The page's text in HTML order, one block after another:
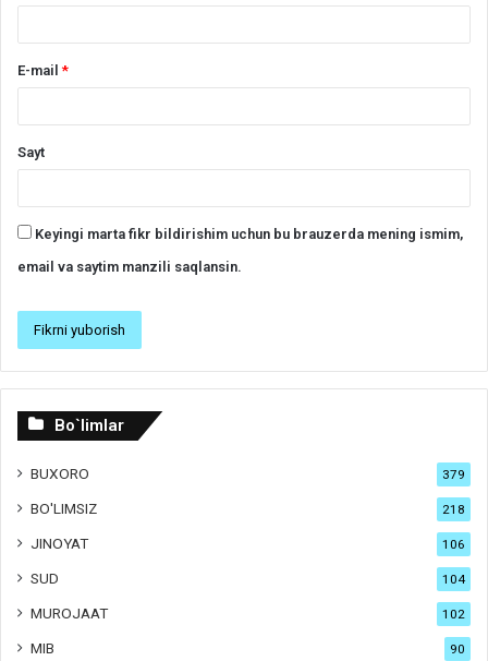
E-mail*
Sayt
Keyingi marta fikr bildirishim uchun bu brauzerda mening ismim,
email va saytim manzili saqlansin.
Bo`limlar
BUXORO 379
BO'LIMSIZ 218
JINOYAT 106
SUD 104
MUROJAAT 102
MIB 90